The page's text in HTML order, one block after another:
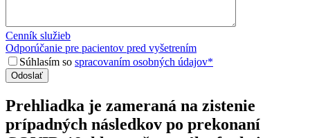
Cenník služieb
Odporúčanie pre pacientov pred vyšetrením
Súhlasím so spracovaním osobných údajov*
Prehliadka je zameraná na zistenie
prípadných následkov po prekonaní